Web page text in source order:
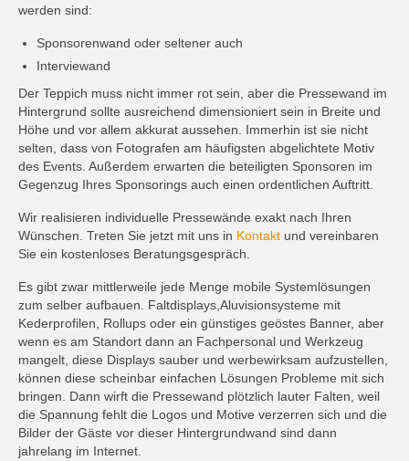
werden sind:
Sponsorenwand oder seltener auch
Interviewand
Der Teppich muss nicht immer rot sein, aber die Pressewand im
Hintergrund sollte ausreichend dimensioniert sein in Breite und
Höhe und vor allem akkurat aussehen. Immerhin ist sie nicht
selten, dass von Fotografen am häufigsten abgelichtete Motiv
des Events. Außerdem erwarten die beteiligten Sponsoren im
Gegenzug Ihres Sponsorings auch einen ordentlichen Auftritt.
Wir realisieren individuelle Pressewände exakt nach Ihren
Wünschen. Treten Sie jetzt mit uns in Kontakt und vereinbaren
Sie ein kostenloses Beratungsgespräch.
Es gibt zwar mittlerweile jede Menge mobile Systemlösungen
zum selber aufbauen. Faltdisplays,Aluvisionsysteme mit
Kederprofilen, Rollups oder ein günstiges geöstes Banner, aber
wenn es am Standort dann an Fachpersonal und Werkzeug
mangelt, diese Displays sauber und werbewirksam aufzustellen,
können diese scheinbar einfachen Lösungen Probleme mit sich
bringen. Dann wirft die Pressewand plötzlich lauter Falten, weil
die Spannung fehlt die Logos und Motive verzerren sich und die
Bilder der Gäste vor dieser Hintergrundwand sind dann
jahrelang im Internet.